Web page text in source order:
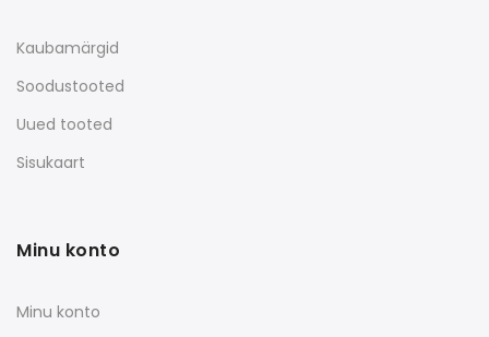
Kaubamärgid
Soodustooted
Uued tooted
Sisukaart
Minu konto
Minu konto